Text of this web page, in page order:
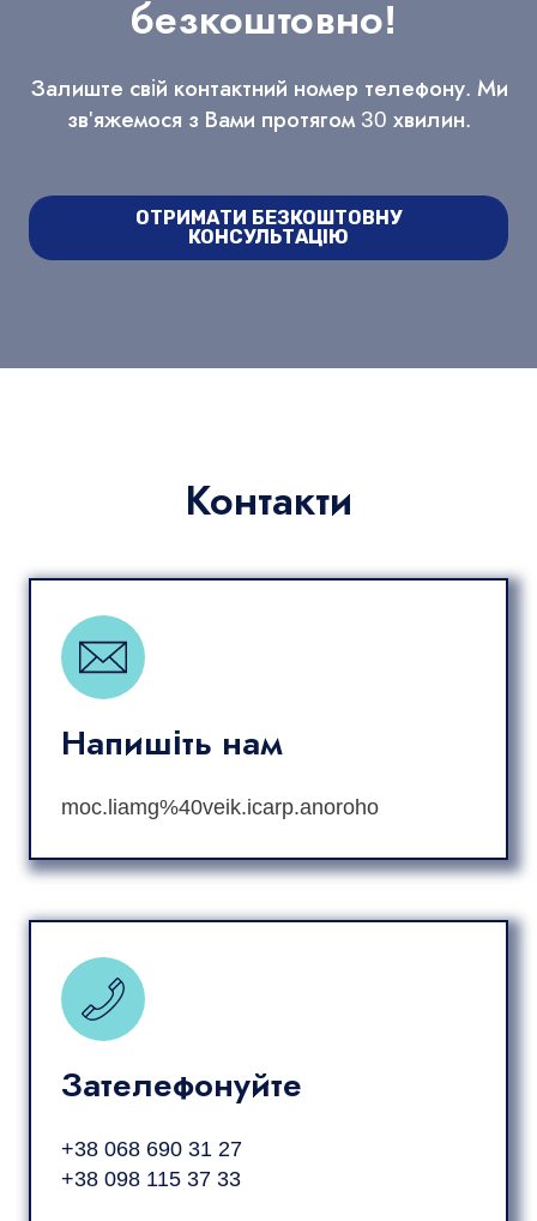
безкоштовно!
Залиште свій контактний номер телефону. Ми
зв'яжемося з Вами протягом 30 хвилин.
ОТРИМАТИ БЕЗКОШТОВНУ
КОНСУЛЬТАЦІЮ
Контакти
Напишіть нам
moc.liamg%40veik.icarp.anoroho
Зателефонуйте
+38 068 690 31 27
+38 098 115 37 33